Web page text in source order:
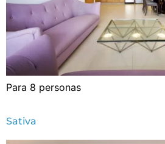
Para 8 personas
Sativa